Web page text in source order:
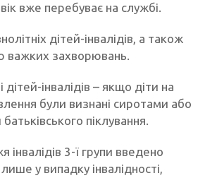
вже перебуває на службі.
дітей-інвалідів, а також
важких захворювань.
дітей-інвалідів – якщо діти на
були визнані сиротами або
піклування.
інвалідів 3-ї групи введено
у випадку інвалідності,